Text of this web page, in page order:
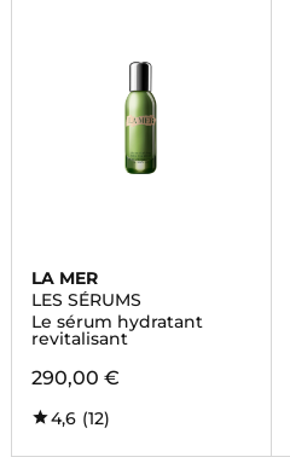
LA MER
LES SÉRUMS
Le sérum hydratant
revitalisant
290,00 €
4,6 (12)